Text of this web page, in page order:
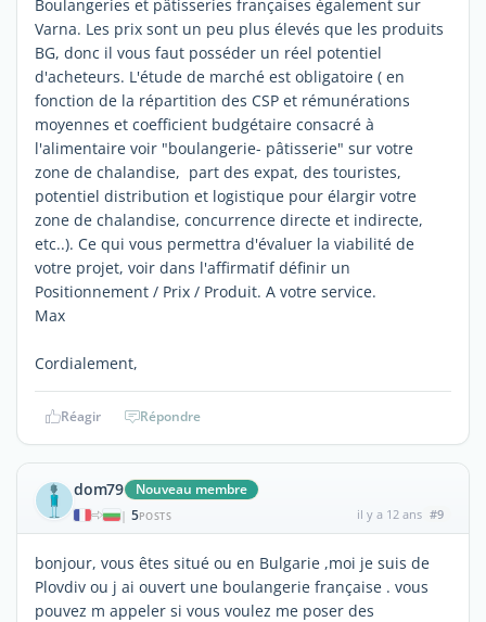
Boulangeries et pâtisseries françaises également sur
Varna. Les prix sont un peu plus élevés que les produits
BG, donc il vous faut posséder un réel potentiel
d'acheteurs. L'étude de marché est obligatoire ( en
fonction de la répartition des CSP et rémunérations
moyennes et coefficient budgétaire consacré à
l'alimentaire voir "boulangerie- pâtisserie" sur votre
zone de chalandise, part des expat, des touristes,
potentiel distribution et logistique pour élargir votre
zone de chalandise, concurrence directe et indirecte,
etc..). Ce qui vous permettra d'évaluer la viabilité de
votre projet, voir dans l'affirmatif définir un
Positionnement / Prix / Produit. A votre service.
Max
Cordialement,
Réagir Répondre
dom79 Nouveau membre
| 5POSTS il y a 12 ans #9
bonjour, vous êtes situé ou en Bulgarie ,moi je suis de
Plovdiv ou j ai ouvert une boulangerie française . vous
pouvez m appeler si vous voulez me poser des